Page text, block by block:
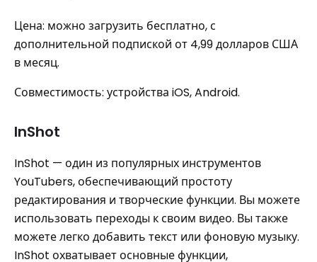
Цена: можно загрузить бесплатно, с
дополнительной подпиской от 4,99 долларов США
в месяц.
Совместимость: устройства iOS, Android.
InShot
InShot — один из популярных инструментов
YouTubers, обеспечивающий простоту
редактирования и творческие функции. Вы можете
использовать переходы к своим видео. Вы также
можете легко добавить текст или фоновую музыку.
InShot охватывает основные функции,